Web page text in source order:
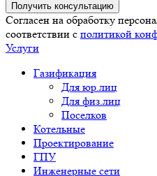
Получить консультацию
Согласен на обработку
соответствии с политикой
Услуги
Газификация
Для юр.лиц
Для физ.лиц
Поселков
Котельные
Проектирование
ГПУ
Инженерные сети